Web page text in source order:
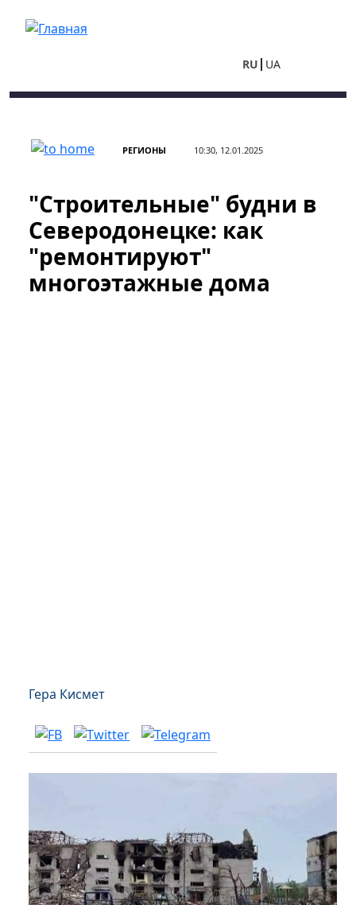
RU UA
РЕГИОНЫ 10:30, 12.01.2025
"Строительные" будни в
Северодонецке: как
"ремонтируют"
многоэтажные дома
Гера Кисмет